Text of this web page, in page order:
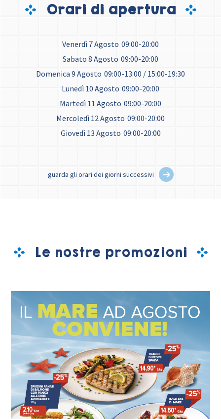
Orari di apertura
Venerdì 7 Agosto 09:00-20:00
Sabato 8 Agosto 09:00-20:00
Domenica 9 Agosto 09:00-13:00 / 15:00-19:30
Lunedì 10 Agosto 09:00-20:00
Martedì 11 Agosto 09:00-20:00
Mercoledì 12 Agosto 09:00-20:00
Giovedì 13 Agosto 09:00-20:00
guarda gli orari dei giorni successivi
Le nostre promozioni